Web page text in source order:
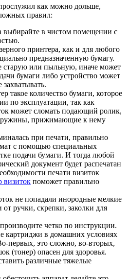
как можно дольше,
правил:
выбирайте в чистом помещении с
принтера, как и для любого
предназначенную бумагу.
старую или пыльную, иначе может
бумаги либо устройство может
захватывать.
такое количество бумаги, которое
по эксплуатации, так как
может сломать подающий ролик,
прижимающие к нему
при печати, правильно
с помощью специальных
подачи бумаги. И тогда любой
документ будет распечатан
печати визиток
визиток поможет правильно
не попадали инородные мелкие
ручки, скрепки, заколки для
четко по инструкции.
картриджи в домашних условиях
первых, это сложно, во-вторых,
(тонер) опасен для здоровья.
различные тяжелые